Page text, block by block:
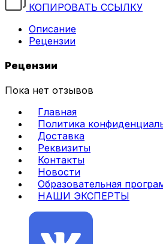
КОПИРОВАТЬ ССЫЛКУ
Описание
Рецензии
Рецензии
Пока нет отзывов
Главная
Политика
Доставка
Реквизиты
Контакты
Новости
Образовательная
НАШИ ЭКСПЕРТЫ